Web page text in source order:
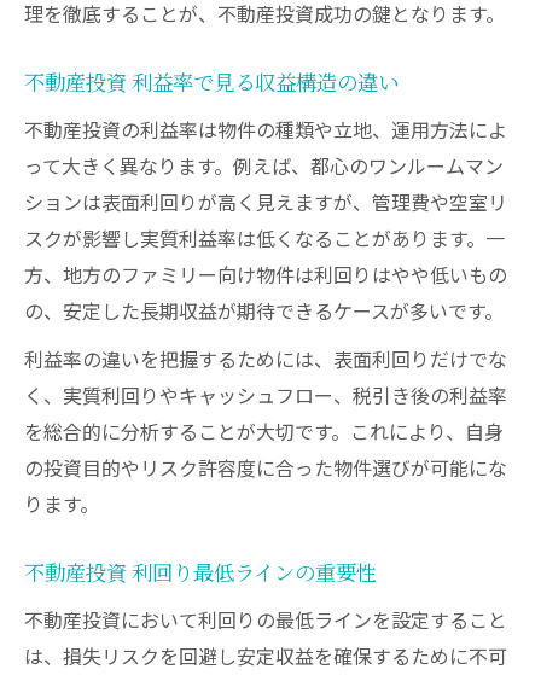
不動産投資の収益改善課題と解決策まとめ
不動産投資利益率アップのための実践法
利益が出るまで直面する課題を徹底分析
不動産投資やめとけ論の根拠と対策を紹介
サラリーマン不動産投資の課題解決ポイン
ト
理を徹底することが、不動産投資成功の鍵となります。
不動産投資 利益率で見る収益構造の違い
不動産投資の利益率は物件の種類や立地、運用方法によ
って大きく異なります。例えば、都心のワンルームマン
ションは表面利回りが高く見えますが、管理費や空室リ
スクが影響し実質利益率は低くなることがあります。一
方、地方のファミリー向け物件は利回りはやや低いもの
の、安定した長期収益が期待できるケースが多いです。
利益率の違いを把握するためには、表面利回りだけでな
く、実質利回りやキャッシュフロー、税引き後の利益率
を総合的に分析することが大切です。これにより、自身
の投資目的やリスク許容度に合った物件選びが可能にな
ります。
不動産投資 利回り最低ラインの重要性
不動産投資において利回りの最低ラインを設定すること
は、損失リスクを回避し安定収益を確保するために不可